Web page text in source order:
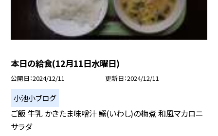
本日の給食(12月11日水曜日)
公開日 2024/12/11 更新日 2024/12/11
小池小ブログ
ご飯 牛乳 かきたま味噌汁 鰯(いわし)の梅煮 和風マカロニ
サラダ